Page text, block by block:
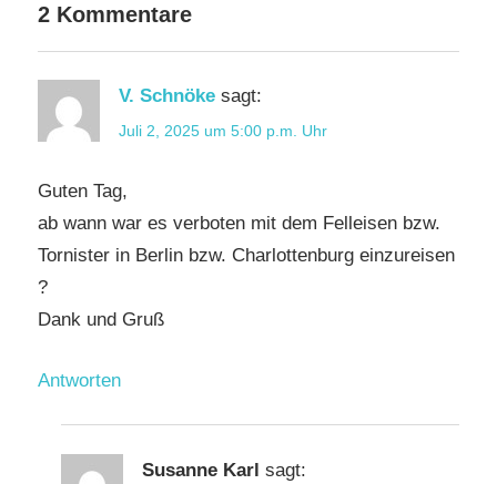
2 Kommentare
V. Schnöke sagt:
Juli 2, 2025 um 5:00 p.m. Uhr
Guten Tag,
ab wann war es verboten mit dem Felleisen bzw.
Tornister in Berlin bzw. Charlottenburg einzureisen
?
Dank und Gruß
Antworten
Susanne Karl sagt: